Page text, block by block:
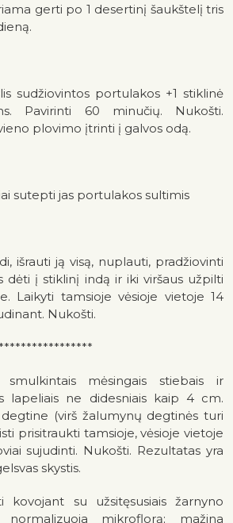
gerti po 1 desertinį šaukštelį tris
sudžiovintos portulakos +1 stiklinė
Pavirinti 60 minučių. Nukošti.
plovimo įtrinti į galvos odą.
sutepti jas portulakos sultimis
išrauti ją visą, nuplauti, pradžiovinti
dėti į stiklinį indą ir iki viršaus užpilti
Laikyti tamsioje vėsioje vietoje 14
Nukošti.
mėsingais stiebais ir
lapeliais ne didesniais kaip 4 cm.
(virš žalumynų degtinės turi
prisitraukti tamsioje, vėsioje vietoje
sujudinti. Nukošti. Rezultatas yra
skystis.
kovojant su užsitęsusiais žarnyno
normalizuoja mikroflorą; mažina